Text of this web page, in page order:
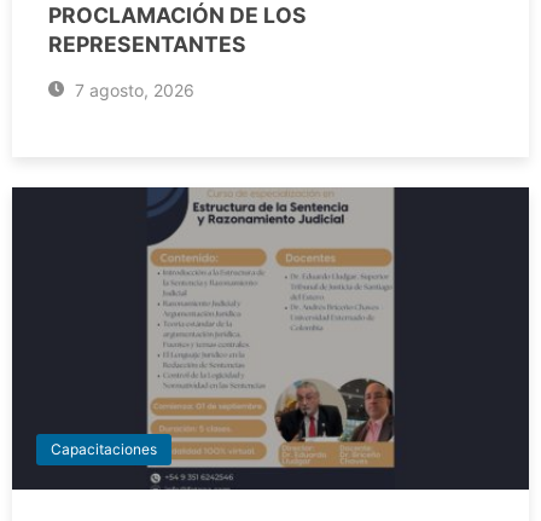
PROCLAMACIÓN DE LOS
REPRESENTANTES
7 agosto, 2026
Capacitaciones